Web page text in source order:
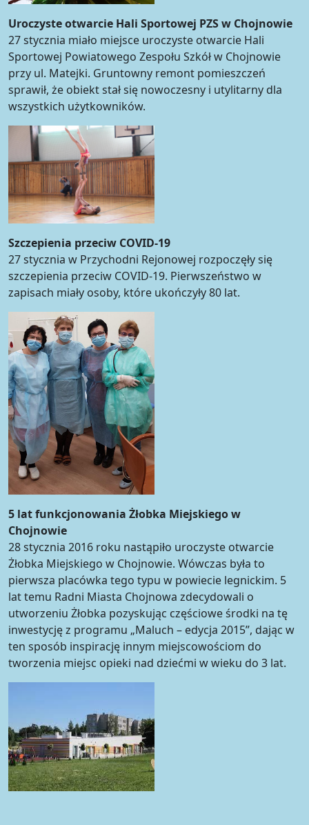
Uroczyste otwarcie Hali Sportowej PZS w Chojnowie
27 stycznia miało miejsce uroczyste otwarcie Hali
Sportowej Powiatowego Zespołu Szkół w Chojnowie
przy ul. Matejki. Gruntowny remont pomieszczeń
sprawił, że obiekt stał się nowoczesny i utylitarny dla
wszystkich użytkowników.
Szczepienia przeciw COVID-19
27 stycznia w Przychodni Rejonowej rozpoczęły się
szczepienia przeciw COVID-19. Pierwszeństwo w
zapisach miały osoby, które ukończyły 80 lat.
5 lat funkcjonowania Żłobka Miejskiego w
Chojnowie
28 stycznia 2016 roku nastąpiło uroczyste otwarcie
Żłobka Miejskiego w Chojnowie. Wówczas była to
pierwsza placówka tego typu w powiecie legnickim. 5
lat temu Radni Miasta Chojnowa zdecydowali o
utworzeniu Żłobka pozyskując częściowe środki na tę
inwestycję z programu „Maluch – edycja 2015”, dając w
ten sposób inspirację innym miejscowościom do
tworzenia miejsc opieki nad dziećmi w wieku do 3 lat.